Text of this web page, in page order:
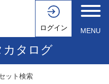
ログイン MENU
カタログ
ット検索